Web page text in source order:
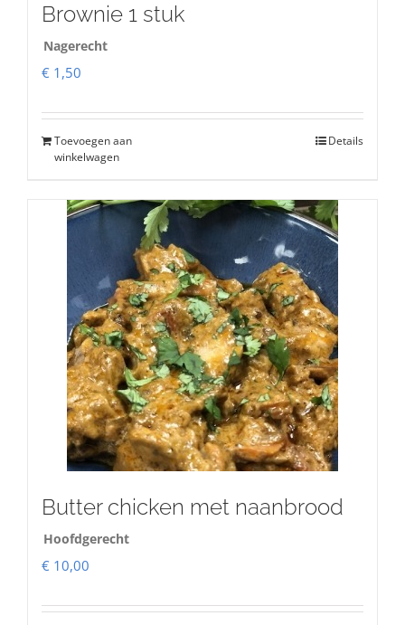
Brownie 1 stuk
Nagerecht
€ 1,50
Toevoegen aan
winkelwagen
Details
Butter chicken met naanbrood
Hoofdgerecht
€ 10,00